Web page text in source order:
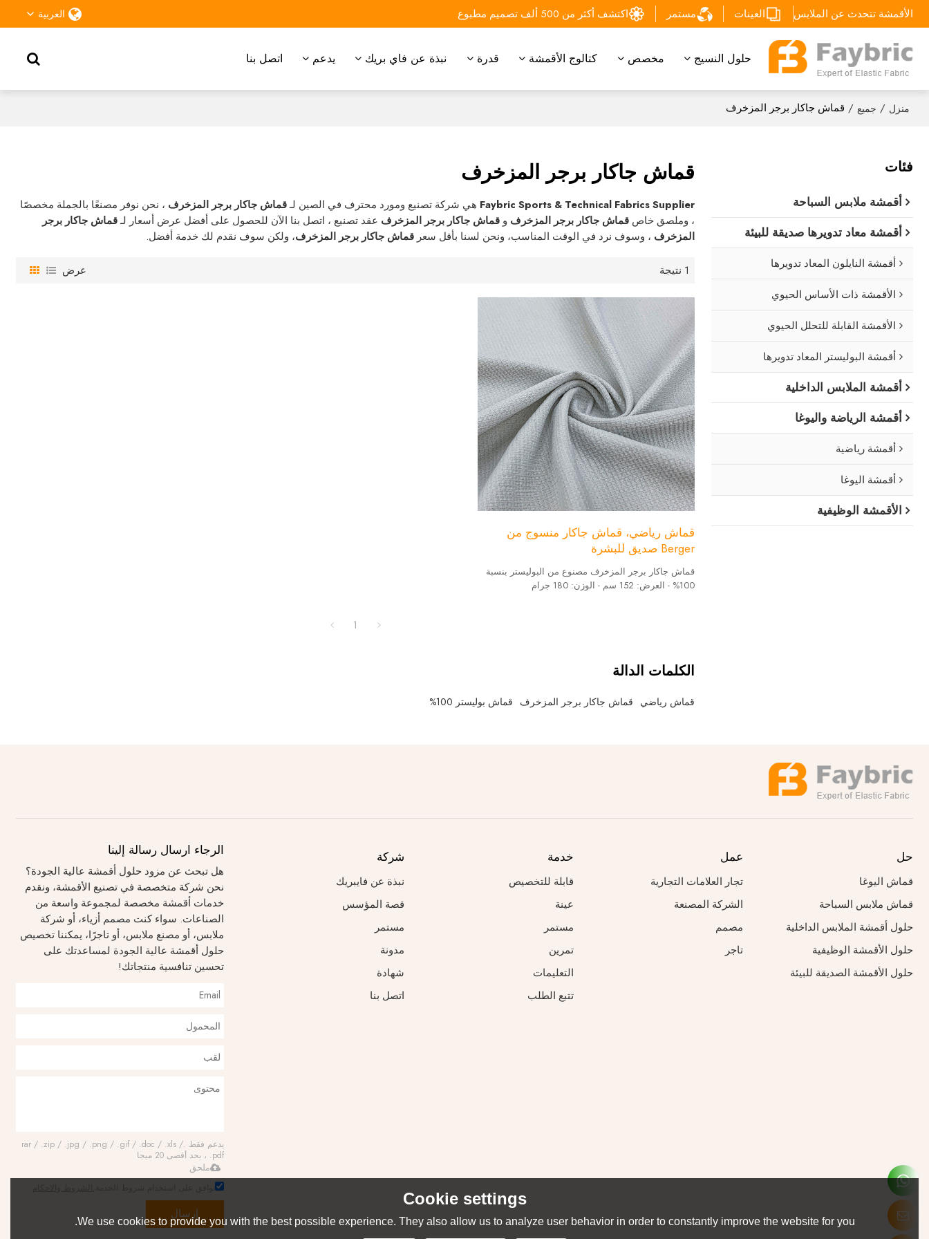
الأقمشة تتحدث عن الملابس العينات مستمر اكتشف أكثر من 500 ألف تصميم مطبوع العربية
حلول النسيج مخصص كتالوج الأقمشة قدرة نبذة عن فاي بريك يدعم اتصل بنا
منزل / جميع / قماش جاكار برجر المزخرف
قماش جاكار برجر المزخرف
Faybric Sports & Technical Fabrics Supplier هي شركة تصنيع ومورد محترف في الصين لـقماش جاكار برجر المزخرف ، نحن نوفر مصنعًا بالجملة مخصصًا
، وملصق خاص قماش جاكار برجر المزخرف و قماش جاكار برجر المزخرف عقد تصنيع ، اتصل بنا الآن للحصول على أفضل عرض أسعار لـقماش جاكار برجر
المزخرف ، وسوف نرد في الوقت المناسب، ونحن لسنا بأقل سعر قماش جاكار برجر المزخرف، ولكن سوف نقدم لك خدمة أفضل.
1 نتيجة عرض
قماش رياضي، قماش جاكار منسوج من
Berger صديق للبشرة
قماش جاكار برجر المزخرف مصنوع من البوليستر بنسبة
100% - العرض: 152 سم - الوزن: 180 جرام
1
الكلمات الدالة
قماش رياضي قماش جاكار برجر المزخرف قماش بوليستر 100%
فئات
أقمشة ملابس السباحة
أقمشة معاد تدويرها صديقة للبيئة
أقمشة النايلون المعاد تدويرها
الأقمشة ذات الأساس الحيوي
الأقمشة القابلة للتحلل الحيوي
أقمشة البوليستر المعاد تدويرها
أقمشة الملابس الداخلية
أقمشة الرياضة واليوغا
أقمشة رياضية
أقمشة اليوغا
الأقمشة الوظيفية
حل
قماش اليوغا
قماش ملابس السباحة
حلول أقمشة الملابس الداخلية
حلول الأقمشة الوظيفية
حلول الأقمشة الصديقة للبيئة
عمل
تجار العلامات التجارية
الشركة المصنعة
مصمم
تاجر
خدمة
قابلة للتخصيص
عينة
مستمر
تمرين
التعليمات
تتبع الطلب
شركة
نبذة عن فايبريك
قصة المؤسس
مستمر
مدونة
شهادة
اتصل بنا
الرجاء ارسال رسالة إلينا
هل تبحث عن مزود حلول أقمشة عالية الجودة؟
نحن شركة متخصصة في تصنيع الأقمشة، ونقدم
خدمات أقمشة مخصصة لمجموعة واسعة من
الصناعات. سواء كنت مصمم أزياء، أو شركة
ملابس، أو مصنع ملابس، أو تاجرًا، يمكننا تخصيص
حلول أقمشة عالية الجودة لمساعدتك على
تحسين تنافسية منتجاتك!
يدعم فقط .rar / .zip / .jpg / .png / .gif / .doc / .xls /
.pdf ، بحد أقصى 20 ميجا
ملحق
توافق على استخدام شروط الخدمة,
إرسال
Cookie settings
We use cookies to provide you with the best possible experience. They also allow us to analyze user behavior in order to constantly improve the website for you.